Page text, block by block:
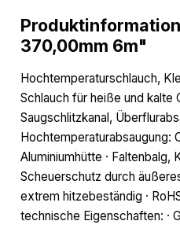
370,00mm 6m"
Hochtemperaturschlauch,
Schlauch für heiße und kalte
Saugschlitzkanal,
Hochtemperaturabsaugung:
Aluminiumhütte ·
Scheuerschutz durch
extrem hitzebeständig ·
technische Eigenschaften: ·